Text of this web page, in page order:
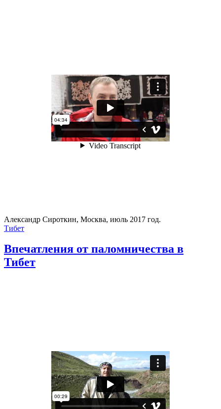
Александр Сироткин, Москва, июль 2017 год.
Тибет
Впечатления от паломничества в
Тибет